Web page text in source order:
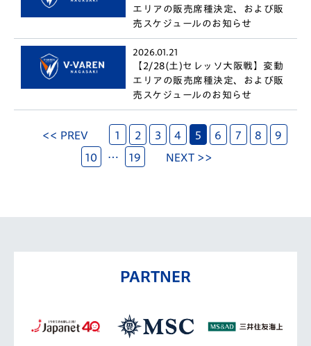
エリアの販売席種決定、および販
売スケジュールのお知らせ
2026.01.21
【2/28(土)セレッソ大阪戦】変動
エリアの販売席種決定、および販
売スケジュールのお知らせ
<< PREV 1 2 3 4 5 6 7 8
9
10
… 19 NEXT >>
PARTNER